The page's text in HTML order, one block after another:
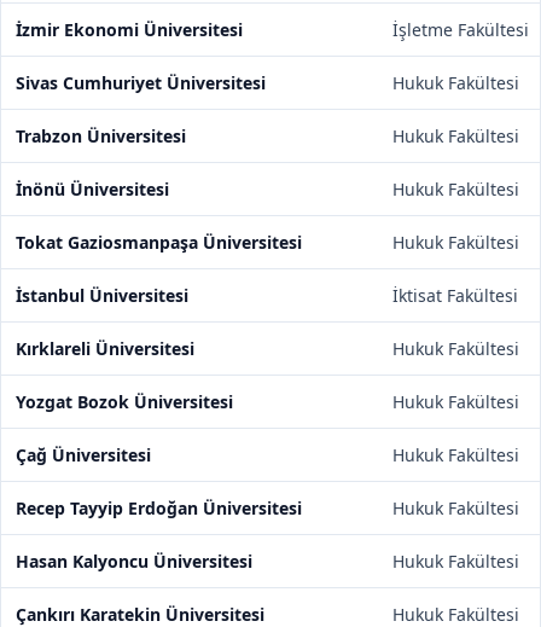
İzmir Ekonomi Üniversitesi İşletme Fakültesi
Sivas Cumhuriyet Üniversitesi Hukuk Fakültesi
Trabzon Üniversitesi Hukuk Fakültesi
İnönü Üniversitesi Hukuk Fakültesi
Tokat Gaziosmanpaşa Üniversitesi Hukuk Fakültesi
İstanbul Üniversitesi İktisat Fakültesi
Kırklareli Üniversitesi Hukuk Fakültesi
Yozgat Bozok Üniversitesi Hukuk Fakültesi
Çağ Üniversitesi Hukuk Fakültesi
Recep Tayyip Erdoğan Üniversitesi Hukuk Fakültesi
Hasan Kalyoncu Üniversitesi Hukuk Fakültesi
Çankırı Karatekin Üniversitesi Hukuk Fakültesi